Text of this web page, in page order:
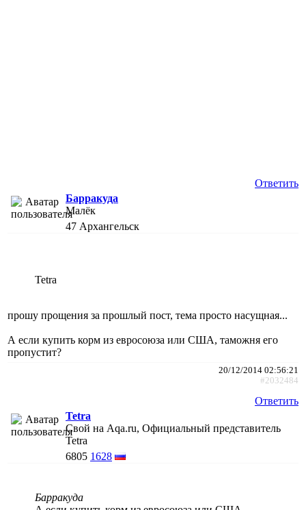
Ответить
Барракуда
Малёк
47 Архангельск
Tetra
прошу прощения за прошлый пост, тема просто насущная...
А если купить корм из евросоюза или США, таможня его
пропустит?
20/12/2014 02:56:21
#2032484
Ответить
Tetra
Свой на Aqa.ru, Официальный представитель
Tetra
6805 1628
Барракуда